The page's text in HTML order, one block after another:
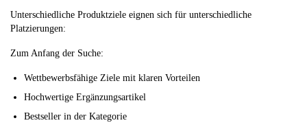
Unterschiedliche Produktziele eignen sich für unterschiedliche
Platzierungen:
Zum Anfang der Suche:
Wettbewerbsfähige Ziele mit klaren Vorteilen
Hochwertige Ergänzungsartikel
Bestseller in der Kategorie